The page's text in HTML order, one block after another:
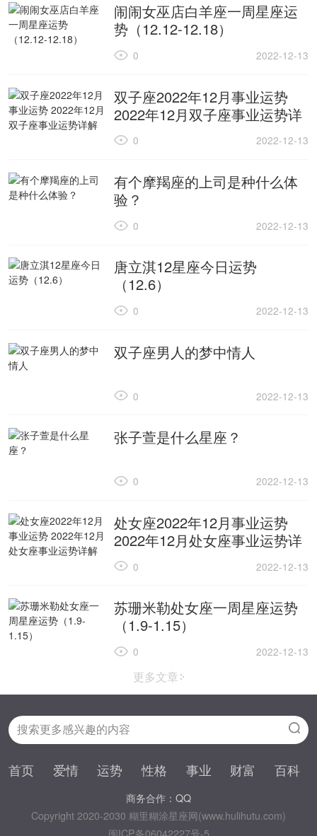
闹闹女巫店白羊座一周星座运
势（12.12-12.18）
2022-12-13
0
双子座2022年12月事业运势
2022年12月双子座事业运势详
解
2022-12-13
0
有个摩羯座的上司是种什么体
验？
2022-12-13
0
唐立淇12星座今日运势
（12.6）
2022-12-13
0
双子座男人的梦中情人
2022-12-13
0
张子萱是什么星座？
2022-12-13
0
处女座2022年12月事业运势
2022年12月处女座事业运势详
解
2022-12-13
0
苏珊米勒处女座一周星座运势
（1.9-1.15）
2022-12-13
0
更多文章
首页 爱情 运势 性格 事业 财富 百科
商务合作：QQ
Copyright 2020-2030 糊里糊涂星座网(www.hulihutu.com)